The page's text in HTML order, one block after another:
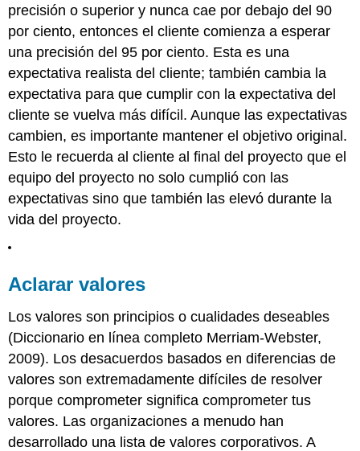
precisión o superior y nunca cae por debajo del 90
por ciento, entonces el cliente comienza a esperar
una precisión del 95 por ciento. Esta es una
expectativa realista del cliente; también cambia la
expectativa para que cumplir con la expectativa del
cliente se vuelva más difícil. Aunque las expectativas
cambien, es importante mantener el objetivo original.
Esto le recuerda al cliente al final del proyecto que el
equipo del proyecto no solo cumplió con las
expectativas sino que también las elevó durante la
vida del proyecto.
Aclarar valores
Los valores son principios o cualidades deseables
(Diccionario en línea completo Merriam-Webster,
2009). Los desacuerdos basados en diferencias de
valores son extremadamente difíciles de resolver
porque comprometer significa comprometer tus
valores. Las organizaciones a menudo han
desarrollado una lista de valores corporativos. A